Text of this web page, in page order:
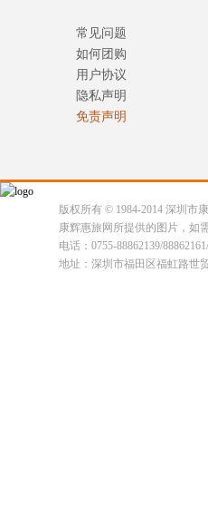
常见问题
如何团购
用户协议
隐私声明
免责声明
版权所有 © 1984-2014 深圳市
康辉惠旅网所提供的图片，如
电话：0755-88862139/
地址：深圳市福田区福虹路世